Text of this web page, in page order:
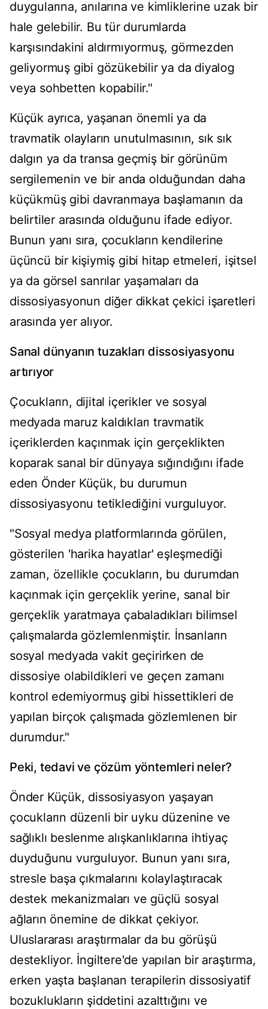
duygularına, anılarına ve kimliklerine uzak bir
hale gelebilir. Bu tür durumlarda
karşısındakini aldırmıyormuş, görmezden
geliyormuş gibi gözükebilir ya da diyalog
veya sohbetten kopabilir."
Küçük ayrıca, yaşanan önemli ya da
travmatik olayların unutulmasının, sık sık
dalgın ya da transa geçmiş bir görünüm
sergilemenin ve bir anda olduğundan daha
küçükmüş gibi davranmaya başlamanın da
belirtiler arasında olduğunu ifade ediyor.
Bunun yanı sıra, çocukların kendilerine
üçüncü bir kişiymiş gibi hitap etmeleri, işitsel
ya da görsel sanrılar yaşamaları da
dissosiyasyonun diğer dikkat çekici işaretleri
arasında yer alıyor.
Sanal dünyanın tuzakları dissosiyasyonu
artırıyor
Çocukların, dijital içerikler ve sosyal
medyada maruz kaldıkları travmatik
içeriklerden kaçınmak için gerçeklikten
koparak sanal bir dünyaya sığındığını ifade
eden Önder Küçük, bu durumun
dissosiyasyonu tetiklediğini vurguluyor.
"Sosyal medya platformlarında görülen,
gösterilen 'harika hayatlar' eşleşmediği
zaman, özellikle çocukların, bu durumdan
kaçınmak için gerçeklik yerine, sanal bir
gerçeklik yaratmaya çabaladıkları bilimsel
çalışmalarda gözlemlenmiştir. İnsanların
sosyal medyada vakit geçirirken de
dissosiye olabildikleri ve geçen zamanı
kontrol edemiyormuş gibi hissettikleri de
yapılan birçok çalışmada gözlemlenen bir
durumdur."
Peki, tedavi ve çözüm yöntemleri neler?
Önder Küçük, dissosiyasyon yaşayan
çocukların düzenli bir uyku düzenine ve
sağlıklı beslenme alışkanlıklarına ihtiyaç
duyduğunu vurguluyor. Bunun yanı sıra,
stresle başa çıkmalarını kolaylaştıracak
destek mekanizmaları ve güçlü sosyal
ağların önemine de dikkat çekiyor.
Uluslararası araştırmalar da bu görüşü
destekliyor. İngiltere'de yapılan bir araştırma,
erken yaşta başlanan terapilerin dissosiyatif
bozuklukların şiddetini azalttığını ve